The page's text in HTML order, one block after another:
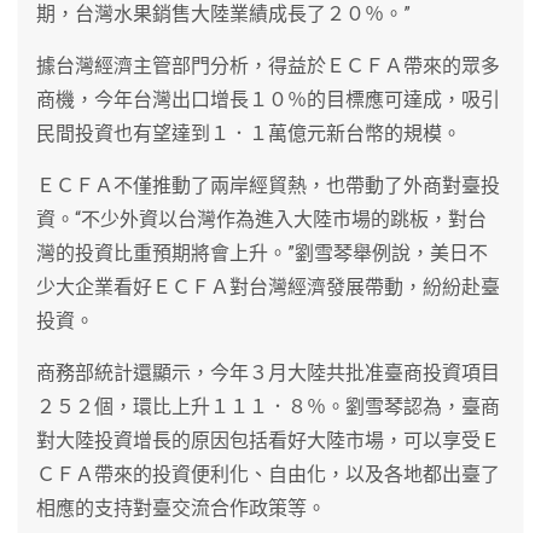
期，台灣水果銷售大陸業績成長了２０％。”
據台灣經濟主管部門分析，得益於ＥＣＦＡ帶來的眾多
商機，今年台灣出口增長１０％的目標應可達成，吸引
民間投資也有望達到１．１萬億元新台幣的規模。
ＥＣＦＡ不僅推動了兩岸經貿熱，也帶動了外商對臺投
資。“不少外資以台灣作為進入大陸市場的跳板，對台
灣的投資比重預期將會上升。”劉雪琴舉例說，美日不
少大企業看好ＥＣＦＡ對台灣經濟發展帶動，紛紛赴臺
投資。
商務部統計還顯示，今年３月大陸共批准臺商投資項目
２５２個，環比上升１１１．８％。劉雪琴認為，臺商
對大陸投資增長的原因包括看好大陸市場，可以享受Ｅ
ＣＦＡ帶來的投資便利化、自由化，以及各地都出臺了
相應的支持對臺交流合作政策等。